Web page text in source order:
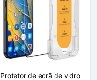
Protetor de ecrã de vidro